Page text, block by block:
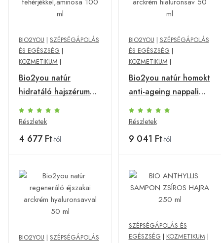
BIO2YOU | SZÉPSÉGÁPOLÁS
ÉS EGÉSZSÉG |
KOZMETIKUM |
Bio2you natúr
hidratáló hajszérum
selyem
fehérjékkel,aminosa
100 ml
Részletek
4 677 Ft-tól
BIO2YOU | SZÉPSÉGÁPOLÁS
ÉS EGÉSZSÉG |
KOZMETIKUM |
Bio2you natúr homokt
anti-ageing nappali
arckrém hialuronsav
50 ml
Részletek
9 041 Ft-tól
BIO2YOU | SZÉPSÉGÁPOLÁS
SZÉPSÉGÁPOLÁS ÉS
EGÉSZSÉG | KOZMETIKUM |